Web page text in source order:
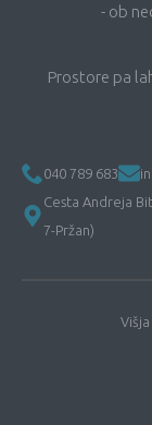
- ob
Prostore pa
040 789 683
Cesta Andreja
7-Pržan)